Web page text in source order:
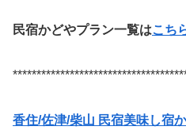
民宿かどやプラン一覧はこち
香住/佐津/柴山 民宿美味し宿